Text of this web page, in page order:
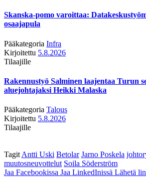
Skanska-pomo varoittaa:
osaajapula
Pääkategoria Infra
Kirjoitettu 5.8.2026
Tilaajille
Rakennustyö Salminen laajentaa Turun
aluejohtajaksi Heikki Malaska
Pääkategoria Talous
Kirjoitettu 5.8.2026
Tilaajille
Tagit Antti Uski Betolar Jarno Poskela
muutosneuvottelut Soila Söderström
Jaa Facebookissa Jaa LinkedInissä Lähetä